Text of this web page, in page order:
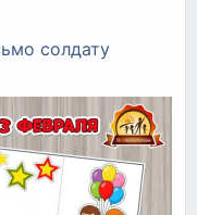
солдату